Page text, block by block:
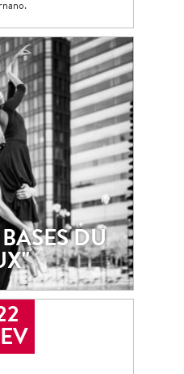
DU
CERCLE ORNANO
DU PAS DE DEUX"
exceptionnel pour
l’art du Pas de Deux
à l’Opéra de Paris